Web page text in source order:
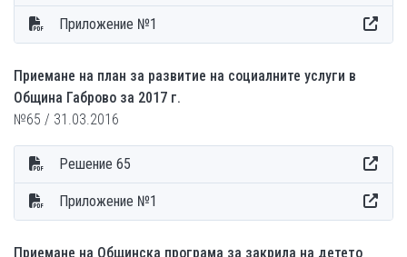
Приложение №1
Приемане на план за развитие на социалните услуги в
Община Габрово за 2017 г.
№65 / 31.03.2016
Решение 65
Приложение №1
Приемане на Общинска програма за закрила на детето